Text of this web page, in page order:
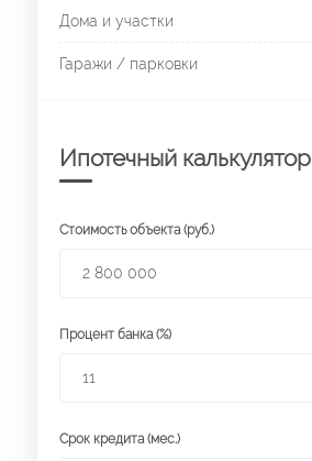
Дома и участки
Гаражи / парковки
Ипотечный калькулятор
Стоимость объекта (руб.)
Процент банка (%)
Срок кредита (мес.)